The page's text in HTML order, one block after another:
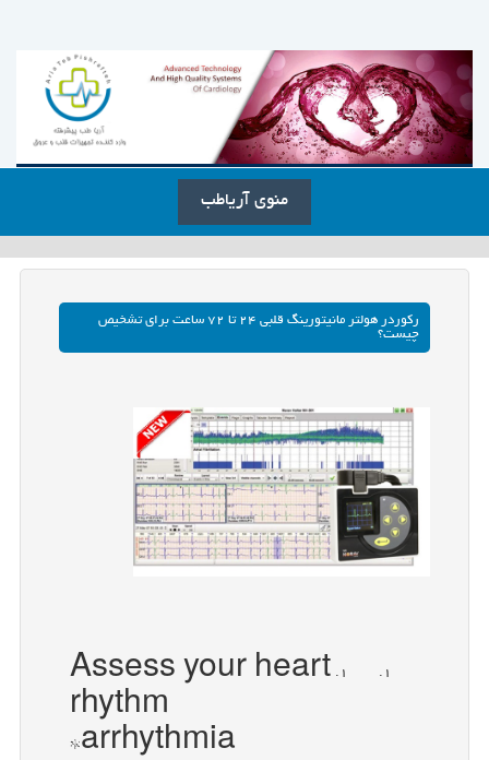
منوی آریاطب
رکوردر هولتر مانیتورینگ قلبی ۲۴ تا ۷۲ ساعت برای تشخیص
چیست؟
Assess your heart
rhythm
*arrhythmia